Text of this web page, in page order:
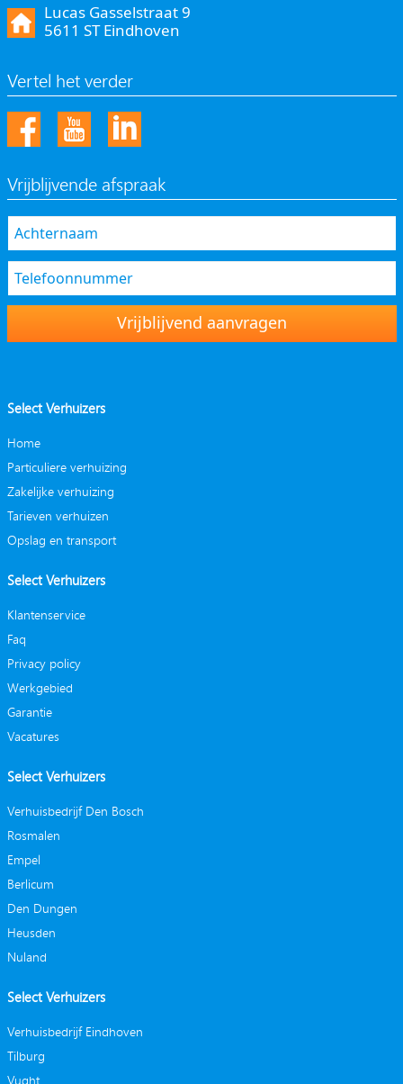
Lucas Gasselstraat 9
5611 ST Eindhoven
Vertel het verder
Vrijblijvende afspraak
Vrijblijvend aanvragen
Select Verhuizers
Home
Particuliere verhuizing
Zakelijke verhuizing
Tarieven verhuizen
Opslag en transport
Select Verhuizers
Klantenservice
Faq
Privacy policy
Werkgebied
Garantie
Vacatures
Select Verhuizers
Verhuisbedrijf Den Bosch
Rosmalen
Empel
Berlicum
Den Dungen
Heusden
Nuland
Select Verhuizers
Verhuisbedrijf Eindhoven
Tilburg
Vught